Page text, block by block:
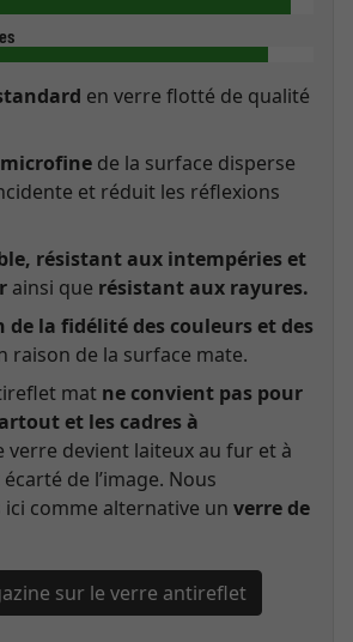
en verre flotté de qualité
de la surface disperse
et réduit les réflexions
résistant aux intempéries et
ainsi que résistant aux rayures.
la fidélité des couleurs et des
raison de la surface mate.
mat ne convient pas pour
et les cadres à
verre devient laiteux au fur et à
de l’image. Nous
comme alternative un verre de
sur le verre antireflet